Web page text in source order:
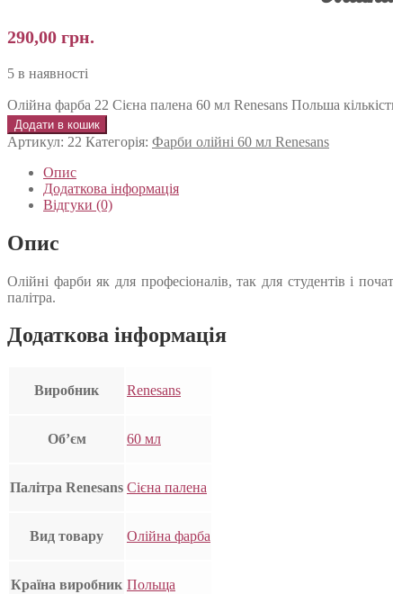
290,00 грн.
5 в наявності
Олійна фарба 22 Сієна палена 60 мл Renesans Польша
Додати в кошик
Артикул: 22 Категорія: Фарби олійні 60 мл Renesans
Опис
Додаткова інформація
Відгуки (0)
Опис
Олійні фарби як для професіоналів, так для студентів і
палітра.
Додаткова інформація
Виробник Renesans
Об’єм 60 мл
Палітра Renesans Сієна палена
Вид товару Олійна фарба
Країна виробник Польща